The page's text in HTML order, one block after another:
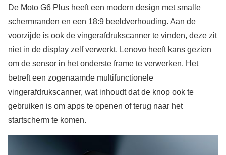
De Moto G6 Plus heeft een modern design met smalle
schermranden en een 18:9 beeldverhouding. Aan de
voorzijde is ook de vingerafdrukscanner te vinden, deze zit
niet in de display zelf verwerkt. Lenovo heeft kans gezien
om de sensor in het onderste frame te verwerken. Het
betreft een zogenaamde multifunctionele
vingerafdrukscanner, wat inhoudt dat de knop ook te
gebruiken is om apps te openen of terug naar het
startscherm te komen.